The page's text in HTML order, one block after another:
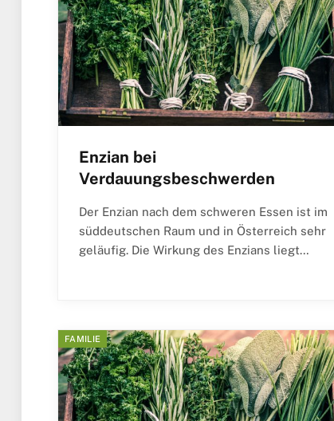
Enzian bei
Verdauungsbeschwerden
Der Enzian nach dem schweren Essen ist im
süddeutschen Raum und in Österreich sehr
geläufig. Die Wirkung des Enzians liegt…
FAMILIE